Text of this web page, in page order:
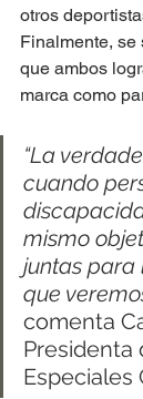
otros
Finalmente, se
que ambos
marca como
“La
cuando
mismo
juntas para
que
comenta
Presidenta
Especiales